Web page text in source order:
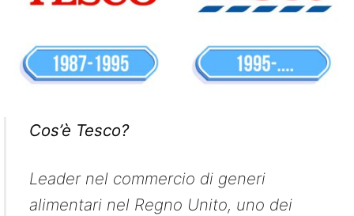
Cos’è Tesco?
Leader nel commercio di generi
alimentari nel Regno Unito, uno dei